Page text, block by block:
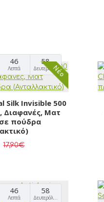
Νέο
46
Λεπτά
57
Δευτερόλεπτα
Silk Invisible 500
Διαφανές, Ματ
πούδρα
17,90€
46
Λεπτά
57
Δευτερόλεπτα